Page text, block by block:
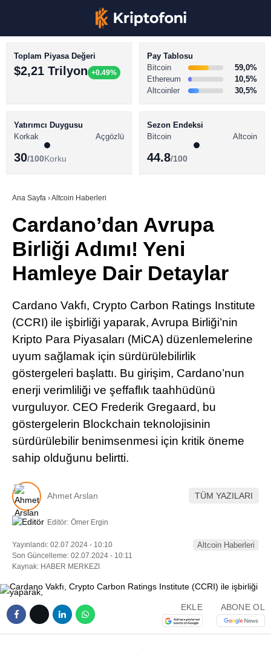
Youtube
Pinterest
LinkedIn
Telegram
BİTCOİN HABERLERİ
ALTCOİN HABERLERİ
SÖZLÜK
Toplam Piyasa Değeri
$2,21 Trilyon +0.49%
Pay Tablosu
Bitcoin
59,0%
Ethereum
10,5%
Altcoinler
30,5%
Yatırımcı Duygusu
Korkak
Açgözlü
30/100Korku
Sezon Endeksi
Bitcoin
Altcoin
44.8/100
Ana Sayfa ›Altcoin Haberleri
Cardano’dan Avrupa
Birliği Adımı! Yeni
Hamleye Dair Detaylar
Cardano Vakfı, Crypto Carbon Ratings Institute
(CCRI) ile işbirliği yaparak, Avrupa Birliği’nin
Kripto Para Piyasaları (MiCA) düzenlemelerine
uyum sağlamak için sürdürülebilirlik
göstergeleri başlattı. Bu girişim, Cardano’nun
enerji verimliliği ve şeffaflık taahhüdünü
vurguluyor. CEO Frederik Gregaard, bu
göstergelerin Blockchain teknolojisinin
sürdürülebilir benimsenmesi için kritik öneme
sahip olduğunu belirtti.
Ahmet Arslan TÜM YAZILARI
Editör: Ömer Ergin
Yayınlandı: 02.07.2024 - 10:10
Son Güncelleme: 02.07.2024 - 10:11
Kaynak: HABER MERKEZI
Altcoin Haberleri
EKLE ABONE OL